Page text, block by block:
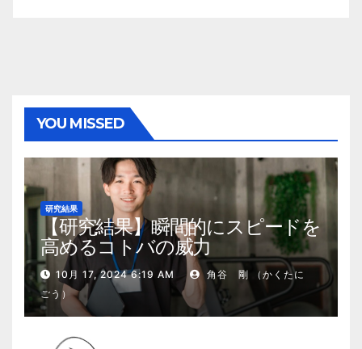
YOU MISSED
研究結果
【研究結果】瞬間的にスピードを
高めるコトバの威力
10月 17, 2024 6:19 AM
角谷 剛 （かくたに
ごう）